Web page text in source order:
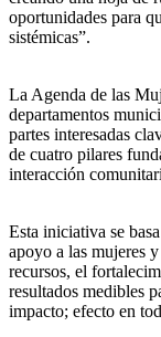
oportunidades para
sistémicas”.
La Agenda de las
departamentos
partes interesadas
de cuatro pilares
interacción
Esta iniciativa se
apoyo a las mujeres
recursos, el
resultados medibles
impacto; efecto en